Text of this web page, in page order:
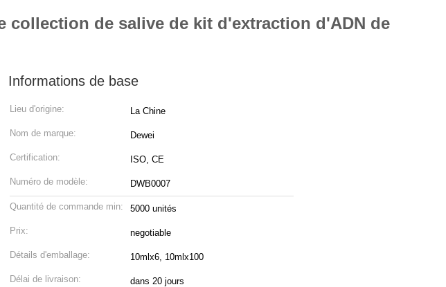
collection de salive de kit d'extraction d'ADN de
Informations de base
Lieu d'origine: La Chine
Nom de marque: Dewei
Certification: ISO, CE
Numéro de modèle: DWB0007
Quantité de commande min: 5000 unités
Prix: negotiable
Détails d'emballage: 10mlx6, 10mlx100
Délai de livraison: dans 20 jours